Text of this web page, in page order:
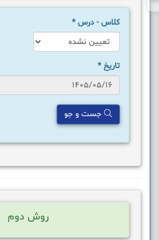
کلاس - درس*
تاریخ*
جست و جو
روش دوم